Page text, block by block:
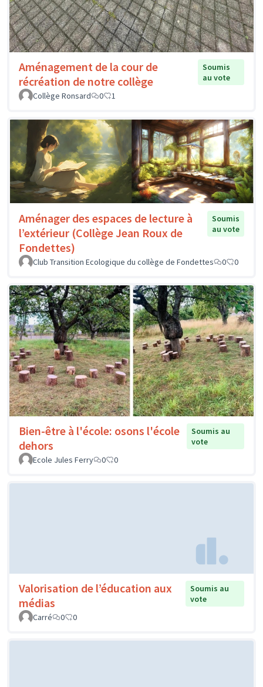
Aménagement de la cour de
récréation de notre collège
Soumis
au vote
Collège Ronsard
0 1
Aménager des espaces de lecture à
l’extérieur (Collège Jean Roux de
Fondettes)
Soumis
au vote
Club Transition Ecologique du collège de Fondettes 0 0
Bien-être à l'école: osons l'école
dehors
Soumis au
vote
Ecole Jules Ferry
0 0
Valorisation de l’éducation aux
médias
Soumis au
vote
Carré
0 0